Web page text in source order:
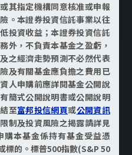
其指定機構同意核准或申報
。本證券投資信託事業以往
投資收益；本證券投資信託
外，不負責本基金之盈虧，
之經濟走勢預測不必然代表
及有關基金應負擔之費用已
人申購前應詳閱基金公開說
簡式公開說明書或公開說明
至富邦投信網頁或公開資訊
制及投資風險之揭露請詳見
本基金係持有基金受益憑
標的。標普500指數(S&P 50